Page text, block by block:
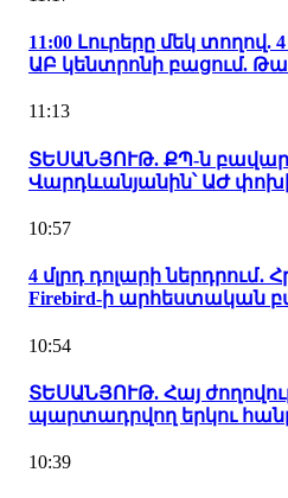
11:00 Լուրերը մեկ տողով.
ԱԲ կենտրոնի բացում.
11:13
ՏԵՍԱՆՅՈՒԹ. ՔՊ-ն
Վարդևանյանին՝ ԱԺ
10:57
4 մլրդ դոլարի ներդրում․
Firebird-ի արհեստական
10:54
ՏԵՍԱՆՅՈՒԹ. Հայ
պարտադրվող երկու
10:39